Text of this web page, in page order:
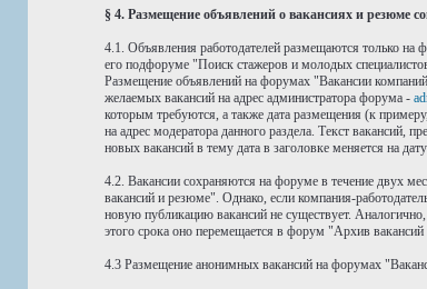
§ 4. Размещение объявлений о вакансиях и резюме
4.1. Объявления работодателей размещаются только
его подфоруме "Поиск стажеров и молодых
Размещение объявлений на форумах "Вакансии
желаемых вакансий на адрес администратора форума -
которым требуются, а также дата размещения (к примеру,
на адрес модератора данного раздела. Текст
новых вакансий в тему дата в заголовке меняется на
4.2. Вакансии сохраняются на форуме в течение двух
вакансий и резюме". Однако, если компания-
новую публикацию вакансий не существует.
этого срока оно перемещается в форум "Архив
4.3 Размещение анонимных вакансий на форумах